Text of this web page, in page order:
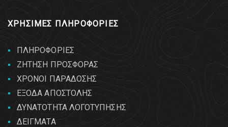
ΧΡΗΣΙΜΕΣ ΠΛΗΡΟΦΟΡΙΕΣ
ΠΛΗΡΟΦΟΡΙΕΣ
ΖΗΤΗΣΗ ΠΡΟΣΦΟΡΑΣ
ΧΡΟΝΟΙ ΠΑΡΑΔΟΣΗΣ
ΕΞΟΔΑ ΑΠΟΣΤΟΛΗΣ
ΔΥΝΑΤΟΤΗΤΑ ΛΟΓΟΤΥΠΗΣΗΣ
ΔΕΙΓΜΑΤΑ